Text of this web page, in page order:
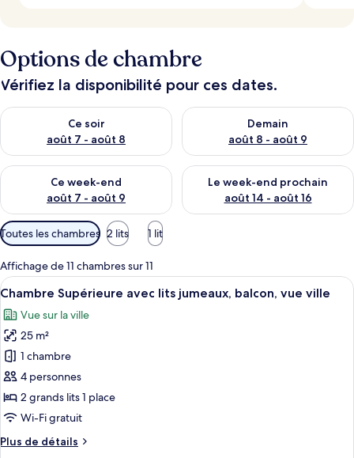
Options de chambre
Vérifiez la disponibilité pour ces dates.
Ce soir
août 7 - août 8
Vérifier la disponibilité pour ce soir août 7 - août 8
Demain
août 8 - août 9
Vérifier la disponibilité pour
Ce week-end
août 7 - août 9
Vérifier la disponibilité pour ce week-end août 7 - août 9
Le week-end prochain
août 14 - août 16
Vérifier la disponibilité pour
Filtres
disponibles
pour
les
chambres
Toutes les chambres 2 lits 1 lit
Affichage de 11 chambres sur 11
Afficher
toutes
les
photos
pour
ce
type
de
chambre :
Chambre
Une chambre d’hôtel avec deux
9
Chambre Supérieure avec lits jumeaux, balcon, vue ville
Vue sur la ville
25 m²
1 chambre
4 personnes
2 grands lits 1 place
Wi-Fi gratuit
Plus de détails
Plus